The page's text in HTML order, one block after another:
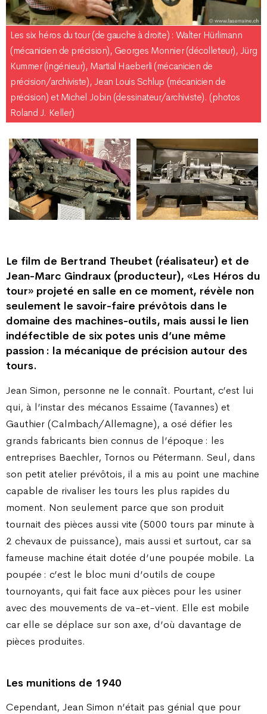
Les six héros du tour (de gauche à droite) : Walter Hürlimann
(mécanicien de précision), Georges Monnier (décolleteur), Jürg
Kummer (ingénieur), Martial Haeberli (mécanicien de
précision/archiviste), Jean Louis Schlup (mécanicien de
précision) et Michel Jobin (dessinateur/archiviste). (photos
Roland J. Keller)
Le film de Bertrand Theubet (réalisateur) et de
Jean-Marc Gindraux (producteur), «Les Héros du
tour» projeté en salle en ce moment, révèle non
seulement le savoir-faire prévôtois dans le
domaine des machines-outils, mais aussi le lien
indéfectible de six potes unis d’une même
passion : la mécanique de précision autour des
tours.
Jean Simon, personne ne le connaît. Pourtant, c’est lui
qui, à l’instar des mécanos Essaime (Tavannes) et
Gauthier (Calmbach/Allemagne), a osé défier les
grands fabricants bien connus de l’époque : les
entreprises Baechler, Tornos ou Pétermann. Seul, dans
son petit atelier prévôtois, il a mis au point une machine
capable de rivaliser les tours les plus rapides du
moment. Non seulement parce que son produit
tournait des pièces aussi vite (5000 tours par minute à
2 chevaux de puissance), mais aussi et surtout, car sa
fameuse machine était dotée d’une poupée mobile. La
poupée : c’est le bloc muni d’outils de coupe
tournoyants, qui fait face aux pièces pour les usiner
avec des mouvements de va-et-vient. Elle est mobile
car elle se déplace sur son axe, d’où davantage de
pièces produites.
Les munitions de 1940
Cependant, Jean Simon n’était pas génial que pour